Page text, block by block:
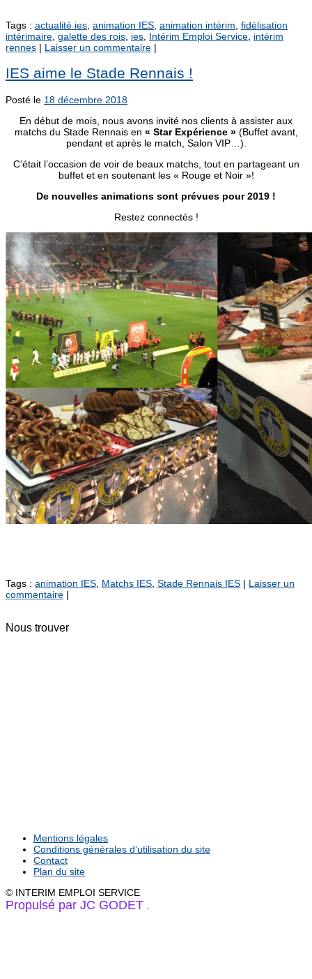
Tags : actualité ies animation IES animation intérim fidélisation
intérimaire galette des rois ies Intérim Emploi Service intérim
rennes | Laisser un commentaire |
IES aime le Stade Rennais !
Posté le 18 décembre 2018
En début de mois, nous avons invité nos clients à assister aux
matchs du Stade Rennais en « Star Expérience »(Buffet avant,
pendant et après le match, Salon VIP…).
C’était l’occasion de voir de beaux matchs, tout en partageant un
buffet et en soutenant les « Rouge et Noir »!
De nouvelles animations sont prévues pour 2019 !
Restez connectés !
Tags : animation IES Matchs IES Stade Rennais IES | Laisser un
commentaire |
Nous trouver
Mentions légales
Conditions générales d’utilisation du site
Contact
Plan du site
© INTERIM EMPLOI SERVICE
Propulsé par JC GODET